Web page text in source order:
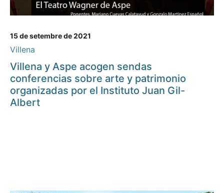
15 de setembre de 2021
Villena
Villena y Aspe acogen sendas
conferencias sobre arte y patrimonio
organizadas por el Instituto Juan Gil-
Albert